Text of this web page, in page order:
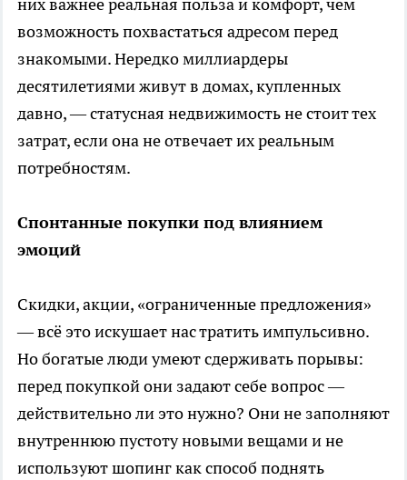
них важнее реальная польза и комфорт, чем
возможность похвастаться адресом перед
знакомыми. Нередко миллиардеры
десятилетиями живут в домах, купленных
давно, — статусная недвижимость не стоит тех
затрат, если она не отвечает их реальным
потребностям.
Спонтанные покупки под влиянием
эмоций
Скидки, акции, «ограниченные предложения»
— всё это искушает нас тратить импульсивно.
Но богатые люди умеют сдерживать порывы:
перед покупкой они задают себе вопрос —
действительно ли это нужно? Они не заполняют
внутреннюю пустоту новыми вещами и не
используют шопинг как способ поднять